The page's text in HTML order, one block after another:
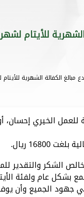
للأيتام لشهر
الكفالة الشهرية للأيتام لشهر
الخيري إحسان،
الشكر والتقدير
بشكل عام ولفئة
في جهود الجميع وأن